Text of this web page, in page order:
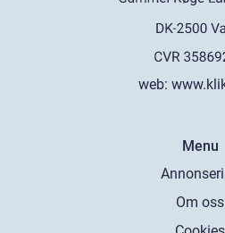
web:
Menu
Om oss